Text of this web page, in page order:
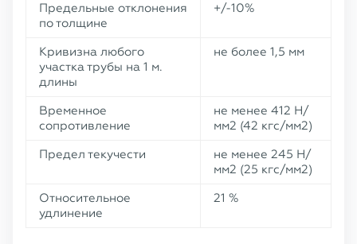
Предельные отклонения
по толщине
+/-10%
Кривизна любого
участка трубы на 1 м.
длины
не более 1,5 мм
Временное
сопротивление
не менее 412 Н/
мм2 (42 кгс/мм2)
Предел текучести
не менее 245 Н/
мм2 (25 кгс/мм2)
Относительное
удлинение
21 %